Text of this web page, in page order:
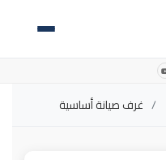
غرف صيانة أساسية